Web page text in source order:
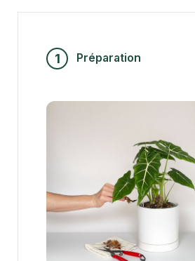
1 Préparation